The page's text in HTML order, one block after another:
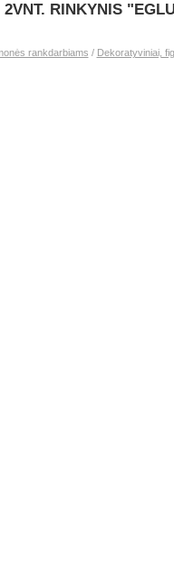
RINKYNIS
rankdarbiams / Dekoratyviniai,